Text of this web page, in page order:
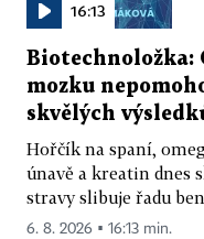
16:13
Biotechnoložka:
mozku
skvělých
Hořčík na spaní,
únavě a kreatin dnes
stravy slibuje řadu
6. 8. 2026 ▪ 16:13 min.